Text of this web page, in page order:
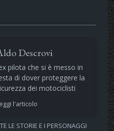
Descrovi
pilota che si è messo in
di dover proteggere la
dei motociclisti
l'articolo
LE STORIE E I PERSONAGGI